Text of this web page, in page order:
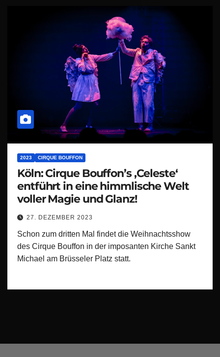
2023 CIRQUE BOUFFON
Köln: Cirque Bouffon’s ‚Celeste‘
entführt in eine himmlische Welt
voller Magie und Glanz!
27. DEZEMBER 2023
Schon zum dritten Mal findet die Weihnachtsshow
des Cirque Bouffon in der imposanten Kirche Sankt
Michael am Brüsseler Platz statt.